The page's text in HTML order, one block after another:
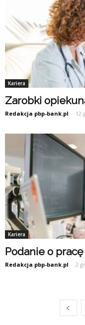
Kariera
Zarobki
Redakcja pbp-bank.pl - 12
Kariera
Podanie o pracę
Redakcja pbp-bank.pl - 2